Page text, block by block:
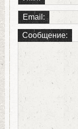
Email:
Сообщение: